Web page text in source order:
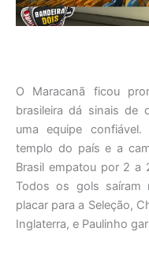
O Maracanã ficou
brasileira dá sinais de
uma equipe
templo do país e a
Brasil empatou por 2 a
Todos os gols saíram
placar para a Seleção,
Inglaterra, e Paulinho